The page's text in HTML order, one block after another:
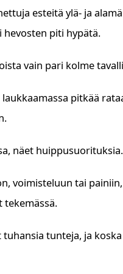
e
esteitä ylä- ja
piti hypätä.
vain pari kolme
pitkää
näet huippusuorituksia.
voimisteluun tai
tekemässä.
tunteja, ja